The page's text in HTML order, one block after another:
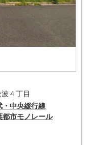
４丁目
・中央緩行線
都市モノレール